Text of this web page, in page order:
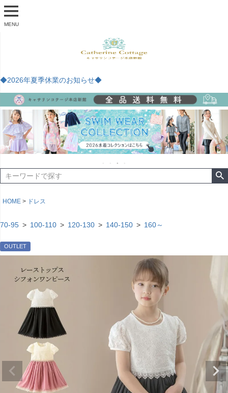
MENU
◆2026年夏季休業のお知らせ◆
HOME ドレス
70-95 100-110 120-130 140-150 160～
OUTLET